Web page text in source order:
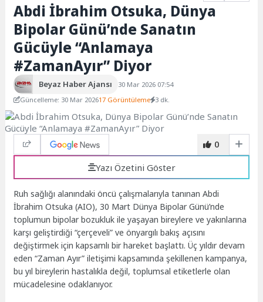
Abdi İbrahim Otsuka, Dünya
Bipolar Günü’nde Sanatın
Gücüyle “Anlamaya
#ZamanAyır” Diyor
Beyaz Haber Ajansı
30 Mar 2026 07:54
Güncelleme: 30 Mar 202617 Görüntüleme 3 dk.
0
Yazı Özetini Göster
Ruh sağlığı alanındaki öncü çalışmalarıyla tanınan Abdi
İbrahim Otsuka (AIO), 30 Mart Dünya Bipolar Günü’nde
toplumun bipolar bozukluk ile yaşayan bireylere ve yakınlarına
karşı geliştirdiği “çerçeveli” ve önyargılı bakış açısını
değiştirmek için kapsamlı bir hareket başlattı. Üç yıldır devam
eden “Zaman Ayır” iletişimi kapsamında şekillenen kampanya,
bu yıl bireylerin hastalıkla değil, toplumsal etiketlerle olan
mücadelesine odaklanıyor.